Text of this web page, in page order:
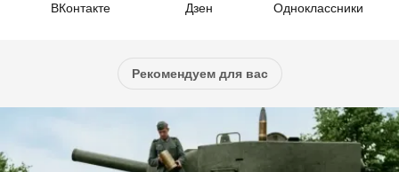
ВКонтакте Дзен Одноклассники
Рекомендуем для вас